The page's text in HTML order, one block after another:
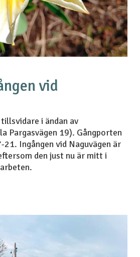
vid
i ändan av
Pargasvägen 19). Gångporten
21. Ingången vid Naguvägen är
den just nu är mitt i